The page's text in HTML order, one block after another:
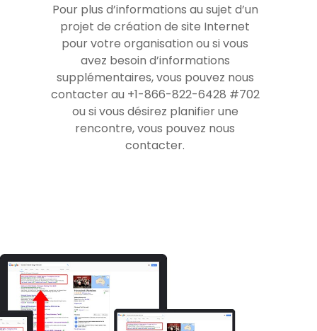
Pour plus d’informations au sujet d’un
projet de création de site Internet
pour votre organisation ou si vous
avez besoin d’informations
supplémentaires, vous pouvez nous
contacter au +1-866-822-6428 #702
ou si vous désirez planifier une
rencontre, vous pouvez nous
contacter.